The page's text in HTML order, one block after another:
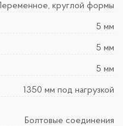
Переменное, круглой формы
5 мм
5 мм
5 мм
1350 мм под нагрузкой
Болтовые соединения